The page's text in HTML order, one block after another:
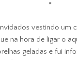
*
vestindo um
na hora de ligar o
geladas e fui